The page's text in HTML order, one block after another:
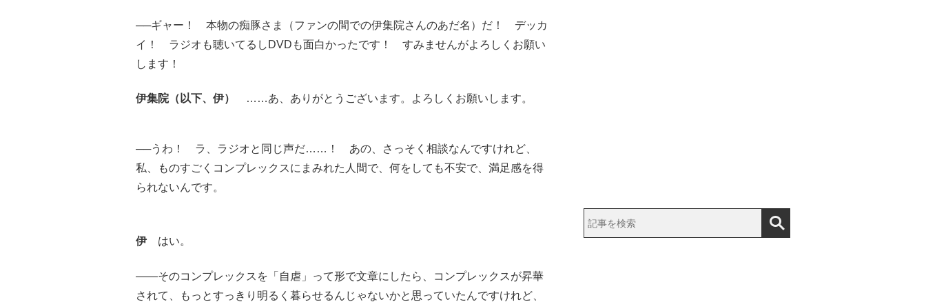
──ギャー！ 本物の痴豚さま（ファンの間での伊集院さんのあだ名）だ！ デッカ
イ！ ラジオも聴いてるしDVDも面白かったです！ すみませんがよろしくお願い
します！
伊集院（以下、伊） ……あ、ありがとうございます。よろしくお願いします。
──うわ！ ラ、ラジオと同じ声だ……！ あの、さっそく相談なんですけれど、
私、ものすごくコンプレックスにまみれた人間で、何をしても不安で、満足感を得
られないんです。
伊 はい。
――そのコンプレックスを「自虐」って形で文章にしたら、コンプレックスが昇華
されて、もっとすっきり明るく暮らせるんじゃないかと思っていたんですけれど、